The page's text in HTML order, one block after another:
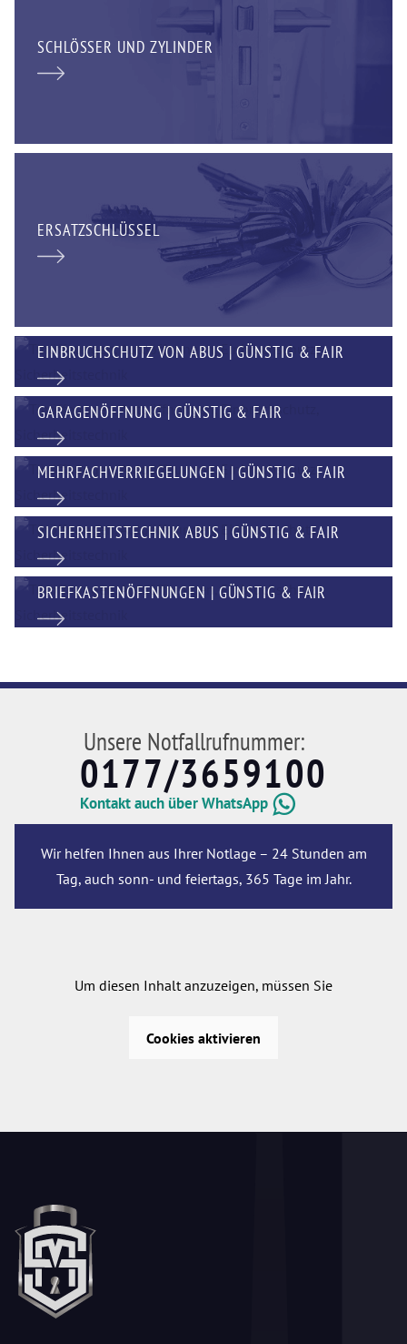
SCHLÖSSER UND ZYLINDER
ERSATZSCHLÜSSEL
EINBRUCHSCHUTZ VON ABUS | GÜNSTIG & FAIR
GARAGENÖFFNUNG | GÜNSTIG & FAIR
MEHRFACHVERRIEGELUNGEN | GÜNSTIG & FAIR
SICHERHEITSTECHNIK ABUS | GÜNSTIG & FAIR
BRIEFKASTENÖFFNUNGEN | GÜNSTIG & FAIR
Unsere Notfallrufnummer:
0177/3659100
Kontakt auch über WhatsApp
Wir helfen Ihnen aus Ihrer Notlage – 24 Stunden am
Tag, auch sonn- und feiertags, 365 Tage im Jahr.
Um diesen Inhalt anzuzeigen, müssen Sie
Cookies aktivieren